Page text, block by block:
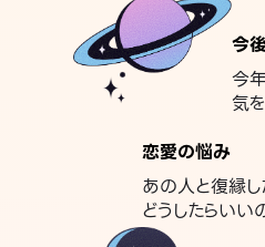
今
今
気
恋愛の悩み
あの人と復縁
どうしたらいい